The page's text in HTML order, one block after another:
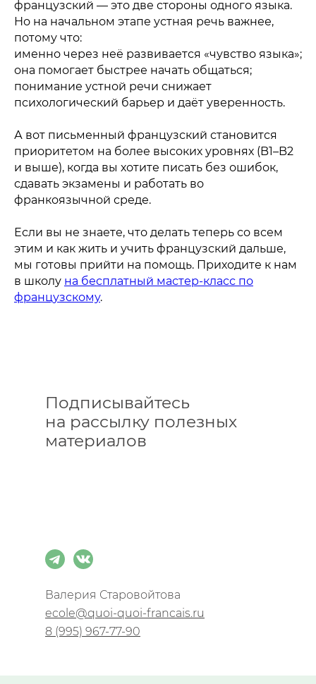
французский — это две стороны одного языка.
Но на начальном этапе устная речь важнее,
потому что:
именно через неё развивается «чувство языка»;
она помогает быстрее начать общаться;
понимание устной речи снижает
психологический барьер и даёт уверенность.
А вот письменный французский становится
приоритетом на более высоких уровнях (B1–B2
и выше), когда вы хотите писать без ошибок,
сдавать экзамены и работать во
франкоязычной среде.
Если вы не знаете, что делать теперь со всем
этим и как жить и учить французский дальше,
мы готовы прийти на помощь. Приходите к нам
в школу на бесплатный мастер-класс по
французскому.
Валерия Старовойтова
ecole@quoi-quoi-francais.ru
8 (995) 967-77-90
Подписывайтесь
на рассылку полезных
материалов